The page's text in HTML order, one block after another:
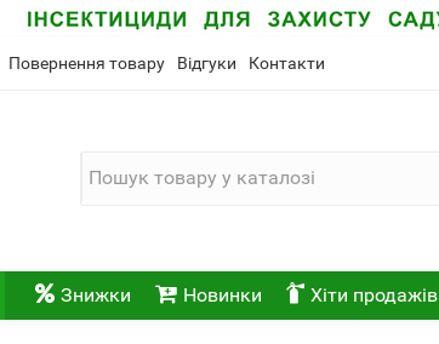
Повернення товару Відгуки Контакти
Знижки Новинки Хіти продажів